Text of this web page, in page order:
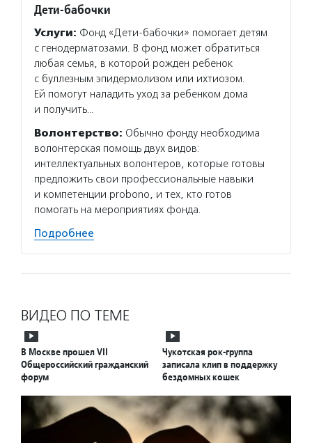
Дети-бабочки
Услуги: Фонд «Дети-бабочки» помогает детям
с генодерматозами. В фонд может обратиться
любая семья, в которой рожден ребенок
с буллезным эпидермолизом или ихтиозом.
Ей помогут наладить уход за ребенком дома
и получить…
Волонтерство: Обычно фонду необходима
волонтерская помощь двух видов:
интеллектуальных волонтеров, которые готовы
предложить свои профессиональные навыки
и компетенции probono, и тех, кто готов
помогать на мероприятиях фонда.
Подробнее
ВИДЕО ПО ТЕМЕ
В Москве прошел VII
Общероссийский гражданский
форум
Чукотская рок-группа
записала клип в поддержку
бездомных кошек